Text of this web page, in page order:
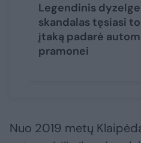
Legendinis
skandalas tęsiasi
įtaką padarė
pramonei
Nuo 2019 metų